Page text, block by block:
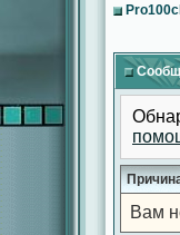
Вам